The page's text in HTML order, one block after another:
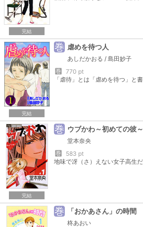
完結
完結
巻 虐めを待つ人
あしだかおる / 島田妙子
巻
770 pt
完結
巻 ウブかわ～初めての彼～
堂本奈央
巻
583 pt
巻 「おかあさん」の時間
柊あおい